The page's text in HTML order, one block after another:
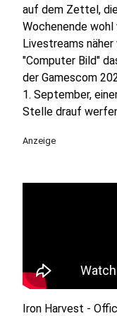
auf dem Zettel,
Wochenende
Livestreams
"Computer Bild"
der Gamescom
1. September,
Stelle drauf
Anzeige
Iron Harvest -